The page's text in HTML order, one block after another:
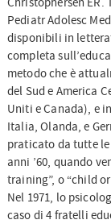
Pediatr Adolesc
disponibili in
completa
metodo che è
del Sud e America
Uniti e Canada), e
Italia, Olanda, e
praticato da tutte
anni ’60, quando
training”, o “child
Nel 1971, lo
caso di 4 fratelli